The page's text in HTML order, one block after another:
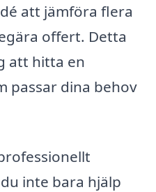
att jämföra flera
offert. Detta
att hitta en
passar dina behov
inte bara hjälp